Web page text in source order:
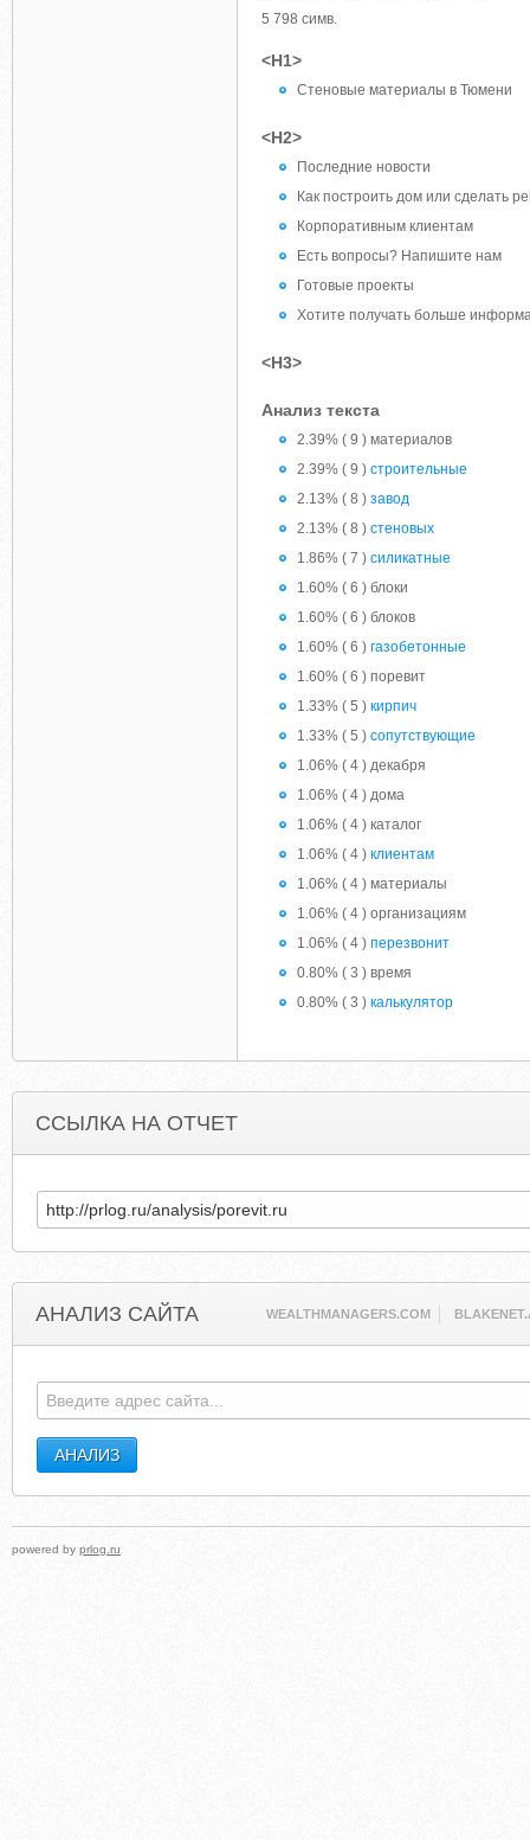
5 798 симв.
<H1>
Стеновые материалы в Тюмени
<H2>
Последние новости
Как построить дом или сделать
Корпоративным клиентам
Есть вопросы? Напишите нам
Готовые проекты
Хотите получать больше
<H3>
Анализ текста
2.39% ( 9 ) материалов
2.39% ( 9 ) строительные
2.13% ( 8 ) завод
2.13% ( 8 ) стеновых
1.86% ( 7 ) силикатные
1.60% ( 6 ) блоки
1.60% ( 6 ) блоков
1.60% ( 6 ) газобетонные
1.60% ( 6 ) поревит
1.33% ( 5 ) кирпич
1.33% ( 5 ) сопутствующие
1.06% ( 4 ) декабря
1.06% ( 4 ) дома
1.06% ( 4 ) каталог
1.06% ( 4 ) клиентам
1.06% ( 4 ) материалы
1.06% ( 4 ) организациям
1.06% ( 4 ) перезвонит
0.80% ( 3 ) время
0.80% ( 3 ) калькулятор
ССЫЛКА НА ОТЧЕТ
АНАЛИЗ САЙТА WEALTHMANAGERS.COM
powered by prlog.ru